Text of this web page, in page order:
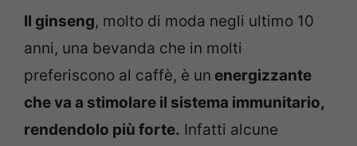
Il ginseng, molto di moda negli ultimo 10
anni, una bevanda che in molti
preferiscono al caffè, è un energizzante
che va a stimolare il sistema immunitario,
rendendolo più forte. Infatti alcune